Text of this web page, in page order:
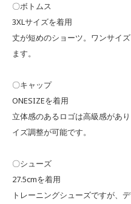
〇ボトムス
3XLサイズを着用
丈が短めのショーツ。ワンサイ
ます。
〇キャップ
ONESIZEを着用
立体感のあるロゴは高級感があ
イズ調整が可能です。
〇シューズ
27.5cmを着用
トレーニングシューズですが、